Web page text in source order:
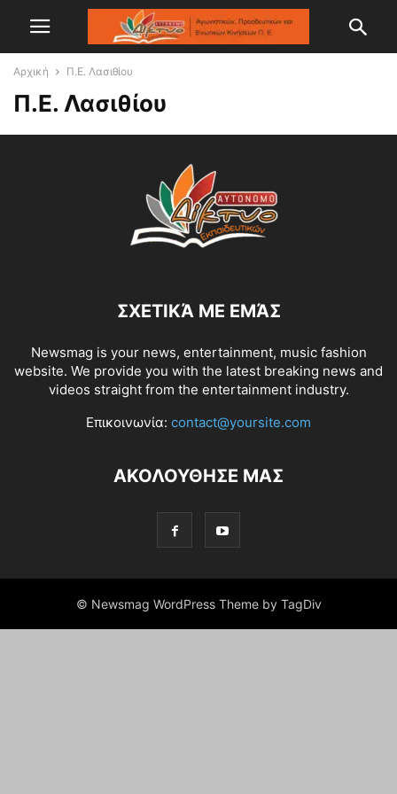
Αρχική Π.Ε. Λασιθίου
Π.Ε. Λασιθίου
ΣΧΕΤΙΚΆ ΜΕ ΕΜΆΣ
Newsmag is your news, entertainment, music fashion
website. We provide you with the latest breaking news and
videos straight from the entertainment industry.
Επικοινωνία: contact@yoursite.com
ΑΚΟΛΟΥΘΗΣΕ ΜΑΣ
© Newsmag WordPress Theme by TagDiv